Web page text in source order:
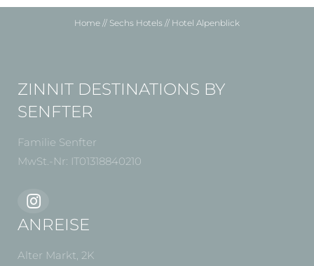
Home // Sechs Hotels // Hotel Alpenblick
ZINNIT DESTINATIONS BY
SENFTER
Familie Senfter
MwSt.-Nr: IT01318840210
ANREISE
Alter Markt, 2K